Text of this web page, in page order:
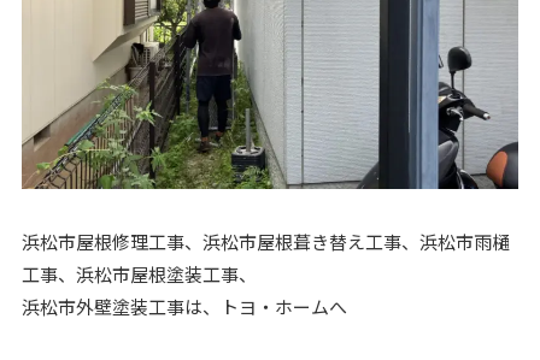
浜松市屋根修理工事、浜松市屋根葺き替え工事、浜松市雨樋
工事、浜松市屋根塗装工事、
浜松市外壁塗装工事は、トヨ・ホームへ